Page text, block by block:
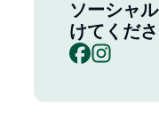
ソーシャ
けてくだ
Facebook